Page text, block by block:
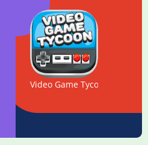
Game
Video Game Tycoon - Idle